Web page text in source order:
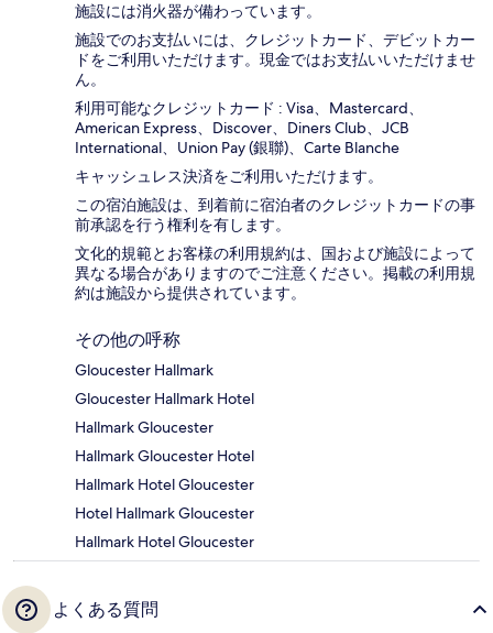
施設には消火器が備わっています。
施設でのお支払いには、クレジットカード、デビットカー
ドをご利用いただけます。現金ではお支払いいただけませ
ん。
利用可能なクレジットカード : Visa、Mastercard、
American Express、Discover、Diners Club、JCB
International、Union Pay (銀聯)、Carte Blanche
キャッシュレス決済をご利用いただけます。
この宿泊施設は、到着前に宿泊者のクレジットカードの事
前承認を行う権利を有します。
文化的規範とお客様の利用規約は、国および施設によって
異なる場合がありますのでご注意ください。掲載の利用規
約は施設から提供されています。
その他の呼称
Gloucester Hallmark
Gloucester Hallmark Hotel
Hallmark Gloucester
Hallmark Gloucester Hotel
Hallmark Hotel Gloucester
Hotel Hallmark Gloucester
Hallmark Hotel Gloucester
よくある質問